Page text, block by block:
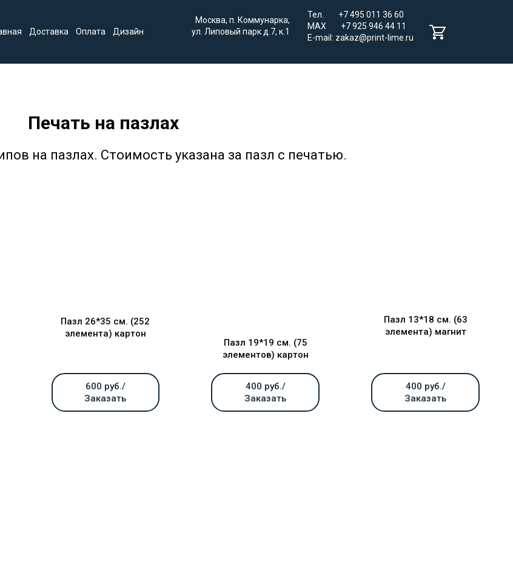
Доставка Оплата Дизайн
Москва, п. Коммунарка,
ул. Липовый парк д.7, к.1
Тел. +7 495 011 36 60
MAX +7 925 946 44 11
E-mail: zakaz@print-lime.ru
Печать на пазлах
на пазлах. Стоимость указана за пазл с печатью.
Пазл 26*35 см. (252
элемента) картон
600 руб./
Заказать
Пазл 19*19 см. (75
элементов) картон
400 руб./
Заказать
Пазл 13*18 см. (63
элемента) магнит
400 руб./
Заказать